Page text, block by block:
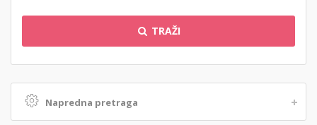
TRAŽI
Napredna pretraga